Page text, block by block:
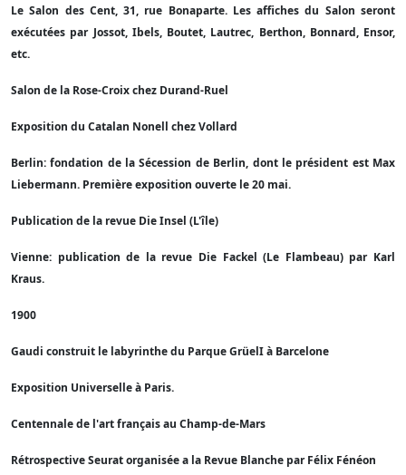
Le Salon des Cent, 31, rue Bonaparte. Les affiches du Salon seront
exécutées par Jossot, Ibels, Boutet, Lautrec, Berthon, Bonnard, Ensor,
etc.
Salon de la Rose-Croix chez Durand-Ruel
Exposition du Catalan Nonell chez Vollard
Berlin: fondation de la Sécession de Berlin, dont le président est Max
Liebermann. Première exposition ouverte le 20 mai.
Publication de la revue Die Insel (L'île)
Vienne: publication de la revue Die Fackel (Le Flambeau) par Karl
Kraus.
1900
Gaudi construit le labyrinthe du Parque GrüelI à Barcelone
Exposition Universelle à Paris.
Centennale de l'art français au Champ-de-Mars
Rétrospective Seurat organisée a la Revue Blanche par Félix Fénéon